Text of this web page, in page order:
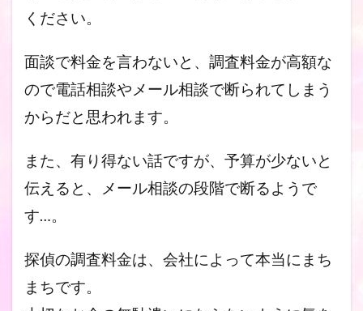
ください。
面談で料金を言わないと、調査料金が高額な
ので電話相談やメール相談で断られてしまう
からだと思われます。
また、有り得ない話ですが、予算が少ないと
伝えると、メール相談の段階で断るようで
す…。
探偵の調査料金は、会社によって本当にまち
まちです。